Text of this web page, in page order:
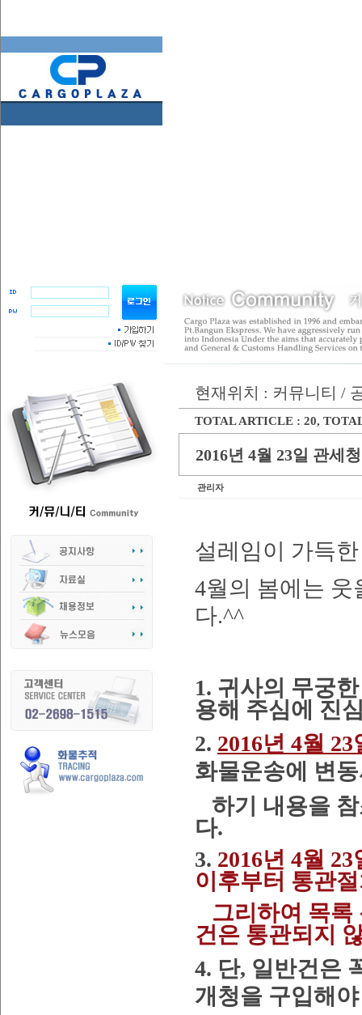
현재위치 : 커뮤니티 /
TOTAL ARTICLE : 20,
2016년 4월 23일 관세
관리자
설레임이 가득
4월의 봄에는
다.^^
1. 귀사의 무궁
용해 주심에 진
2. 2016년 4월
화물운송에 변
하기 내용을
다.
3. 2016년 4월
이후부터 통관
그리하여 목록
건은 통관되지
4. 단, 일반건은
개청을 구입해